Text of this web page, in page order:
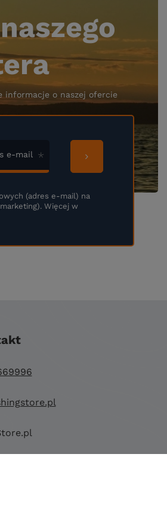
informacje o naszej ofercie
e-mail
(adres e-mail) na
Więcej w